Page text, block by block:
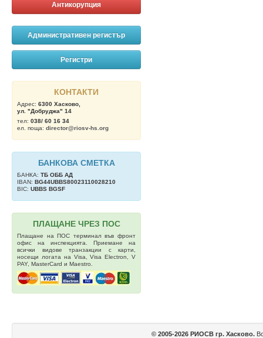
Антикорупция
Административен регистър
Регистри
КОНТАКТИ
Адрес: 6300 Хасково,
ул. "Добруджа" 14
тел: 038/ 60 16 34
ел. поща: director@riosv-hs.org
БАНКОВА СМЕТКА
БАНКА: ТБ OББ АД
IBAN: BG44UBBS80023110028210
BIC: UBBS BGSF
ПЛАЩАНЕ ЧРЕЗ ПОС
Плащане на ПОС терминал във фронт
офис на инспекцията. Приемане на
всички видове транзакции с карти,
носещи логата на Visa, Visa Electron, V
PAY, MasterCard и Maestro.
© 2005-2026 РИОСВ гр. Хасково.